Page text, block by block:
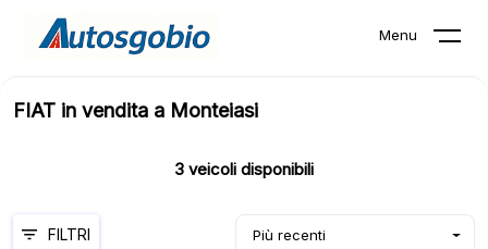
Menu
FIAT in vendita a Monteiasi
3 veicoli disponibili
Più recenti
FILTRI